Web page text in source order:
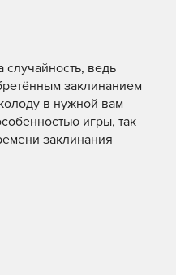
случайность, ведь
заклинанием
в нужной вам
игры, так
заклинания